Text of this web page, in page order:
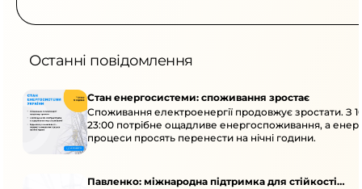
Останні повідомлення
Стан енергосистеми: споживання зростає
Споживання електроенергії продовжує зростати. З
23:00 потрібне ощадливе енергоспоживання, а
процеси просять перенести на нічні години.
Павленко: міжнародна підтримка для стійкості